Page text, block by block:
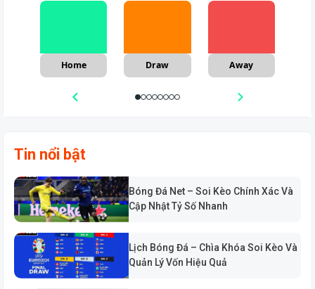
Home Draw Away
Tin nổi bật
Bóng Đá Net – Soi Kèo Chính Xác Và
Cập Nhật Tỷ Số Nhanh
Lịch Bóng Đá – Chìa Khóa Soi Kèo Và
Quản Lý Vốn Hiệu Quả